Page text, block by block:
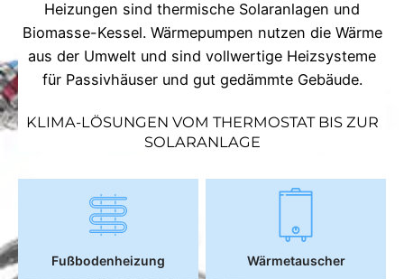
Heizungen sind thermische Solaranlagen und
Biomasse-Kessel. Wärmepumpen nutzen die Wärme
aus der Umwelt und sind vollwertige Heizsysteme
für Passivhäuser und gut gedämmte Gebäude.
KLIMA-LÖSUNGEN VOM THERMOSTAT BIS ZUR
SOLARANLAGE
Fußbodenheizung Wärmetauscher